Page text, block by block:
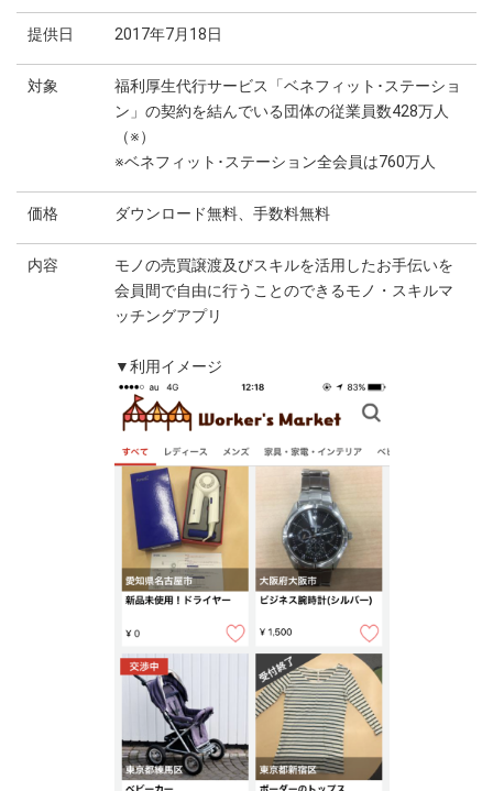
提供日 2017年7月18日
対象
福利厚生代行サービス「ベネフィット･ステーショ
ン」の契約を結んでいる団体の従業員数428万人
（※）
※ベネフィット･ステーション全会員は760万人
価格 ダウンロード無料、手数料無料
内容
モノの売買譲渡及びスキルを活用したお手伝いを
会員間で自由に行うことのできるモノ・スキルマ
ッチングアプリ
▼利用イメージ